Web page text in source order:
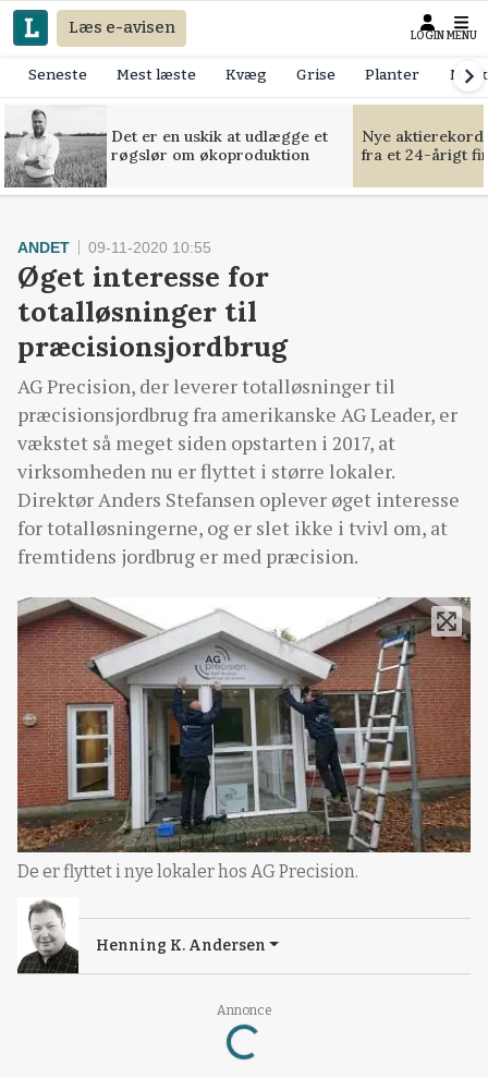
Læs e-avisen LOGIN MENU
Seneste Mest læste Kvæg Grise Planter
Det er en uskik at udlægge et
røgslør om økoproduktion
Nye
fra et 24-årigt
Annonce
Loading...
ANDET 09-11-2020 10:55
Øget interesse for
totalløsninger til
præcisionsjordbrug
AG Precision, der leverer totalløsninger til
præcisionsjordbrug fra amerikanske AG Leader, er
vækstet så meget siden opstarten i 2017, at
virksomheden nu er flyttet i større lokaler.
Direktør Anders Stefansen oplever øget interesse
for totalløsningerne, og er slet ikke i tvivl om, at
fremtidens jordbrug er med præcision.
De er flyttet i nye lokaler hos AG Precision.
Henning K. Andersen